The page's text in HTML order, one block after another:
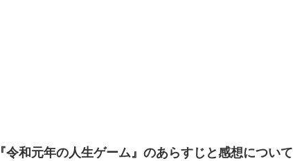
『令和元年の人生ゲーム』のあらすじと感想について